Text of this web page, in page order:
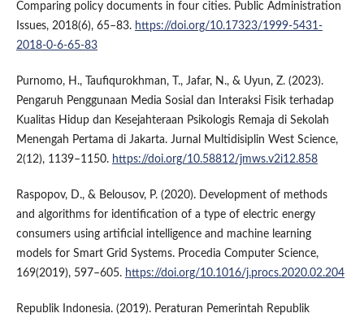
Comparing policy documents in four cities. Public Administration
Issues, 2018(6), 65–83. https://doi.org/10.17323/1999-5431-
2018-0-6-65-83
Purnomo, H., Taufiqurokhman, T., Jafar, N., & Uyun, Z. (2023).
Pengaruh Penggunaan Media Sosial dan Interaksi Fisik terhadap
Kualitas Hidup dan Kesejahteraan Psikologis Remaja di Sekolah
Menengah Pertama di Jakarta. Jurnal Multidisiplin West Science,
2(12), 1139–1150. https://doi.org/10.58812/jmws.v2i12.858
Raspopov, D., & Belousov, P. (2020). Development of methods
and algorithms for identification of a type of electric energy
consumers using artificial intelligence and machine learning
models for Smart Grid Systems. Procedia Computer Science,
169(2019), 597–605. https://doi.org/10.1016/j.procs.2020.02.204
Republik Indonesia. (2019). Peraturan Pemerintah Republik